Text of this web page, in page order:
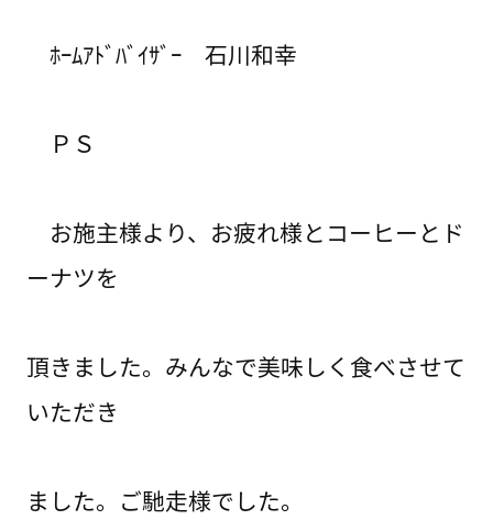
ﾎｰﾑｱﾄﾞﾊﾞｲｻﾞｰ 石川和幸
ＰＳ
お施主様より、お疲れ様とコーヒーとド
ーナツを
頂きました。みんなで美味しく食べさせて
いただき
ました。ご馳走様でした。